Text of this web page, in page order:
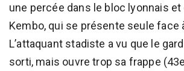
une percée dans le bloc lyonnais
Kembo, qui se présente seule face
L’attaquant stadiste a vu que le
sorti, mais ouvre trop sa frappe